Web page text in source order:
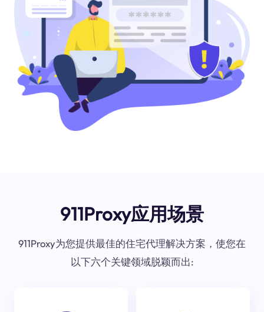
911Proxy应用场景
911Proxy为您提供最佳的住宅代理解决方案，使您在
以下六个关键领域脱颖而出: